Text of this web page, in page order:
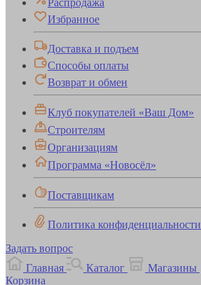
Избранное
Доставка и подъем
Способы оплаты
Возврат и обмен
Клуб покупателей «Ваш Дом»
Строителям
Организациям
Программа «Новосёл»
Поставщикам
Политика конфиденциальности
Задать вопрос
Главная
Каталог Магазины
Корзина